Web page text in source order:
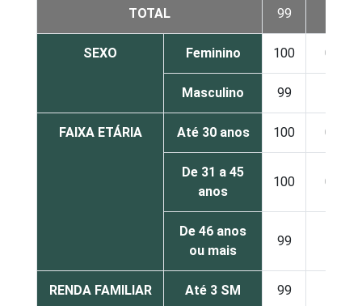
TOTAL 99
SEXO Feminino 100 0
Masculino 99
FAIXA ETÁRIA Até 30 anos 100 0
De 31 a 45
anos
100 0
De 46 anos
ou mais
99
RENDA FAMILIAR Até 3 SM 99